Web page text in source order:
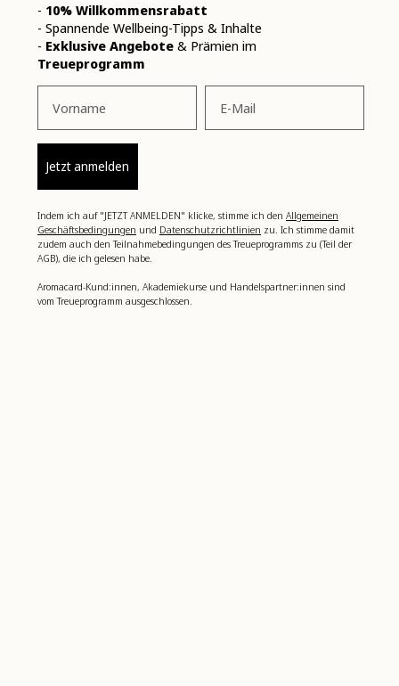
- 10% Willkommensrabatt
- Spannende Wellbeing-Tipps & Inhalte
- Exklusive Angebote & Prämien im
Treueprogramm
Jetzt anmelden
Indem ich auf "JETZT ANMELDEN" klicke, stimme ich den Allgemeinen
Geschäftsbedingungen und Datenschutzrichtlinien zu. Ich stimme damit
zudem auch den Teilnahmebedingungen des Treueprogramms zu (Teil der
AGB), die ich gelesen habe.
Aromacard-Kund:innen, Akademiekurse und Handelspartner:innen sind
vom Treueprogramm ausgeschlossen.